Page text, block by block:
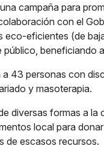
campaña para
con el
eco-eficientes (de
beneficiando
a 43 personas con
y masoterapia.
diversas formas a la
local para
de escasos recursos.